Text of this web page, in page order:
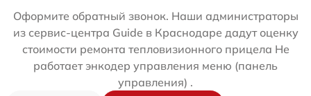
Оформите обратный звонок. Наши администраторы
из сервис-центра Guide в Краснодаре дадут оценку
стоимости ремонта тепловизионного прицела Не
работает энкодер управления меню (панель
управления) .